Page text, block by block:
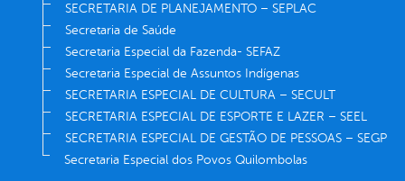
SECRETARIA DE PLANEJAMENTO – SEPLAC
Secretaria de Saúde
Secretaria Especial da Fazenda- SEFAZ
Secretaria Especial de Assuntos Indígenas
SECRETARIA ESPECIAL DE CULTURA – SECULT
SECRETARIA ESPECIAL DE ESPORTE E LAZER – SEEL
SECRETARIA ESPECIAL DE GESTÃO DE PESSOAS – SEGP
Secretaria Especial dos Povos Quilombolas